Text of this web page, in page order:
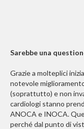
Sarebbe una
Grazie a molteplici
notevole
(soprattutto) e non
cardiologi stanno
ANOCA e INOCA.
perché dal punto di